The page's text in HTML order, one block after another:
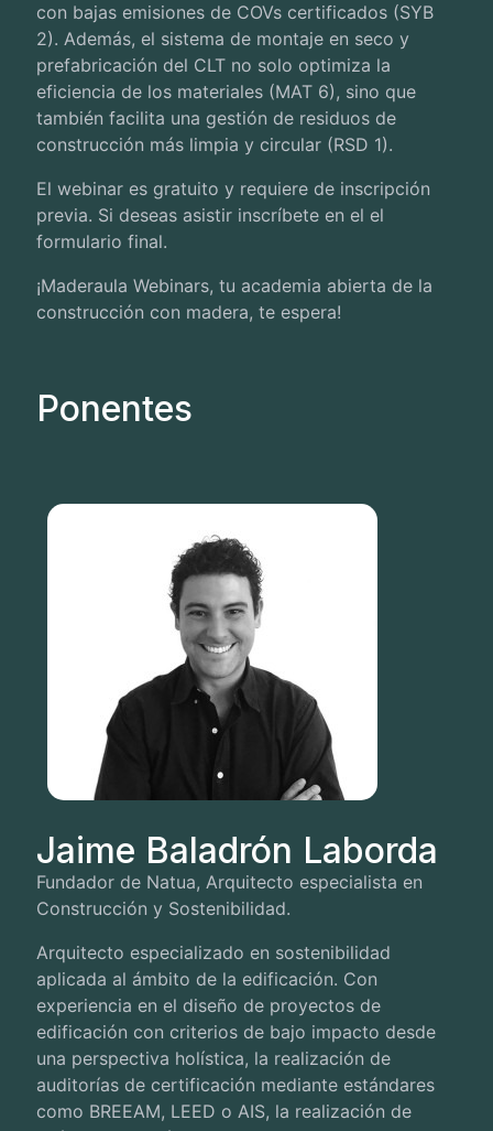
con bajas emisiones de COVs certificados (SYB
2). Además, el sistema de montaje en seco y
prefabricación del CLT no solo optimiza la
eficiencia de los materiales (MAT 6), sino que
también facilita una gestión de residuos de
construcción más limpia y circular (RSD 1).
El webinar es gratuito y requiere de inscripción
previa. Si deseas asistir inscríbete en el el
formulario final.
¡Maderaula Webinars, tu academia abierta de la
construcción con madera, te espera!
Ponentes
Jaime Baladrón Laborda
Fundador de Natua, Arquitecto especialista en
Construcción y Sostenibilidad.
Arquitecto especializado en sostenibilidad
aplicada al ámbito de la edificación. Con
experiencia en el diseño de proyectos de
edificación con criterios de bajo impacto desde
una perspectiva holística, la realización de
auditorías de certificación mediante estándares
como BREEAM, LEED o AIS, la realización de